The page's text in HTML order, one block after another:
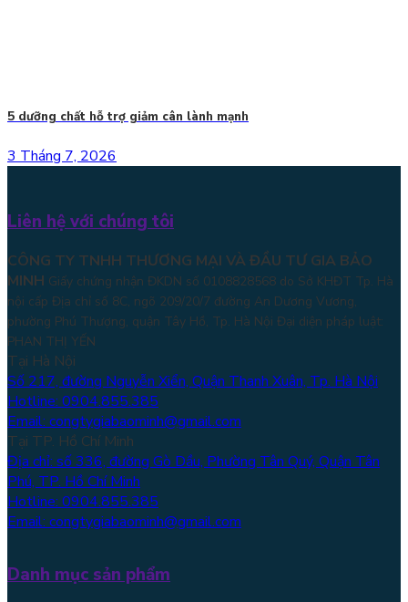
5 dưỡng chất hỗ trợ giảm cân lành mạnh
3 Tháng 7, 2026
Liên hệ với chúng tôi
CÔNG TY TNHH THƯƠNG MẠI VÀ ĐẦU TƯ GIA BẢO
MINH Giấy chứng nhận ĐKDN số 0108828568 do Sở KHĐT Tp. Hà
nội cấp Địa chỉ số 8C, ngõ 209/20/7 đường An Dương Vương,
phường Phú Thượng, quận Tây Hồ, Tp. Hà Nội Đại diện pháp luật:
PHAN THỊ YẾN
Tại Hà Nội
Số 217, đường Nguyễn Xiển, Quận Thanh Xuân, Tp. Hà Nội
Hotline: 0904.855.385
Email: congtygiabaominh@gmail.com
Tại TP. Hồ Chí Minh
Địa chỉ: số 336, đường Gò Dầu, Phường Tân Quý, Quận Tân
Phú, TP. Hồ Chí Minh
Hotline: 0904.855.385
Email: congtygiabaominh@gmail.com
Danh mục sản phẩm